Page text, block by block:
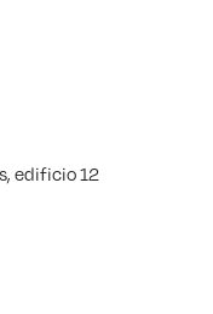
edificio 12